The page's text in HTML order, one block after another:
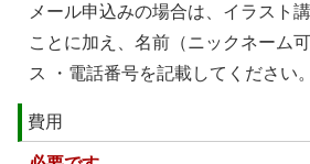
メール申込みの場合は、イラスト
ことに加え、名前（ニックネーム
ス ・電話番号を記載してください。
費用